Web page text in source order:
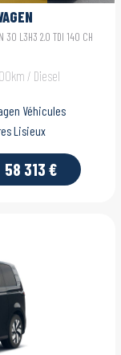
CRAFTER
30 L3H3 2.0 TDI 140 CH
/ Diesel
Véhicules
Lisieux
58 313 €